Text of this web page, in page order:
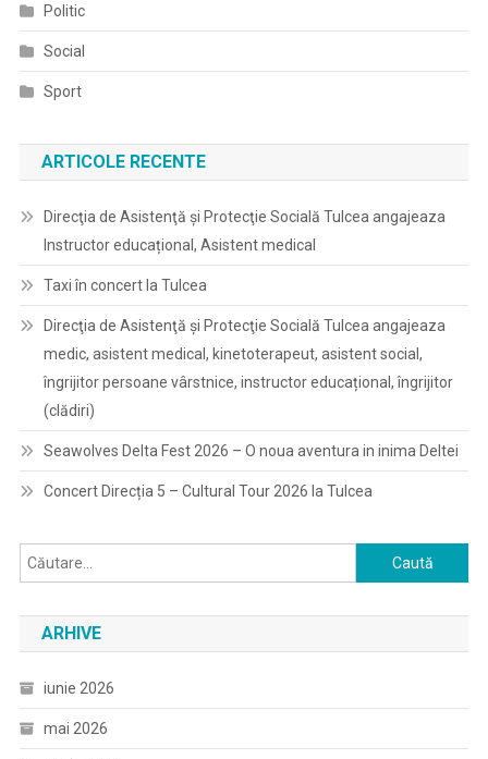
Politic
Social
Sport
ARTICOLE RECENTE
Direcţia de Asistenţă şi Protecţie Socială Tulcea angajeaza
Instructor educațional, Asistent medical
Taxi în concert la Tulcea
Direcţia de Asistenţă şi Protecţie Socială Tulcea angajeaza
medic, asistent medical, kinetoterapeut, asistent social,
îngrijitor persoane vârstnice, instructor educațional, îngrijitor
(clădiri)
Seawolves Delta Fest 2026 – O noua aventura in inima Deltei
Concert Direcția 5 – Cultural Tour 2026 la Tulcea
Caută
după:
ARHIVE
iunie 2026
mai 2026